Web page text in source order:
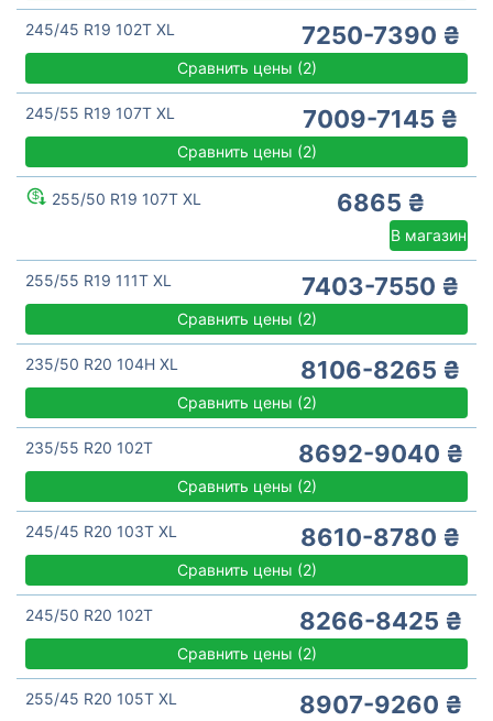
245/45 R19 102T XL 7250-7390 ₴
Сравнить цены (2)
245/55 R19 107T XL 7009-7145 ₴
Сравнить цены (2)
255/50 R19 107T XL 6865 ₴
В магазин
255/55 R19 111T XL 7403-7550 ₴
Сравнить цены (2)
235/50 R20 104H XL 8106-8265 ₴
Сравнить цены (2)
235/55 R20 102T 8692-9040 ₴
Сравнить цены (2)
245/45 R20 103T XL 8610-8780 ₴
Сравнить цены (2)
245/50 R20 102T 8266-8425 ₴
Сравнить цены (2)
255/45 R20 105T XL 8907-9260 ₴